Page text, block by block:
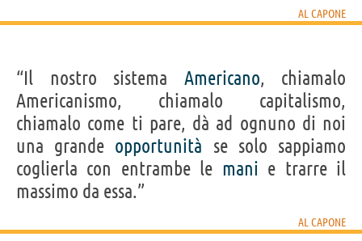
AL CAPONE
“Il nostro sistema Americano, chiamalo
Americanismo, chiamalo capitalismo,
chiamalo come ti pare, dà ad ognuno di noi
una grande opportunità se solo sappiamo
coglierla con entrambe le mani e trarre il
massimo da essa.”
AL CAPONE